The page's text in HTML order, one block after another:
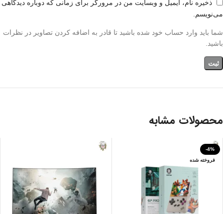
ذخیره نام، ایمیل و وبسایت من در مرورگر برای زمانی که دوباره دیدگاهی
می‌نویسم.
شما باید وارد حساب خود شده باشید تا قادر به اضافه کردن تصاویر در نظرات
باشید.
محصولات مشابه
-4%
فروخته شده